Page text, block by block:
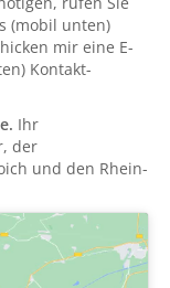
(mobil unten)
mir eine E-
Kontakt-
Ihr
der
und den Rhein-